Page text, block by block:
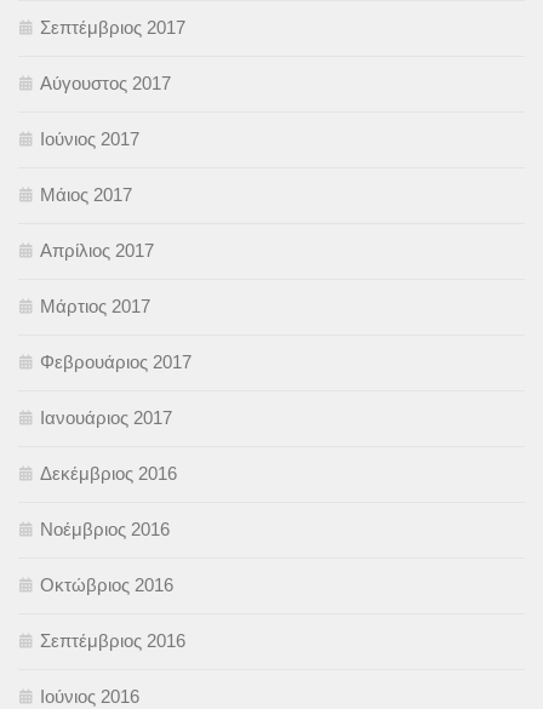
Σεπτέμβριος 2017
Αύγουστος 2017
Ιούνιος 2017
Μάιος 2017
Απρίλιος 2017
Μάρτιος 2017
Φεβρουάριος 2017
Ιανουάριος 2017
Δεκέμβριος 2016
Νοέμβριος 2016
Οκτώβριος 2016
Σεπτέμβριος 2016
Ιούνιος 2016